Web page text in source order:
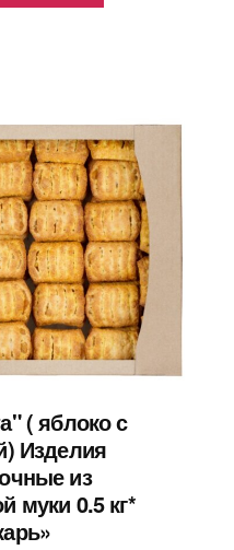
( яблоко с
Изделия
из
муки 0.5 кг*